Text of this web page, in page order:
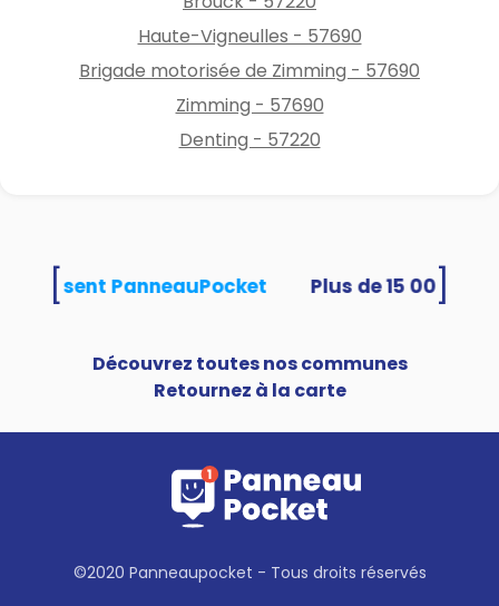
Haute-Vigneulles - 57690
Brigade motorisée de Zimming - 57690
Zimming - 57690
Denting - 57220
utilisent PanneauPocket
Découvrez toutes nos communes
Retournez à la carte
©2020 Panneaupocket - Tous droits réservés